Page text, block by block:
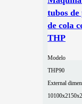
tubos
de cola
THP
Modelo
THP90
External